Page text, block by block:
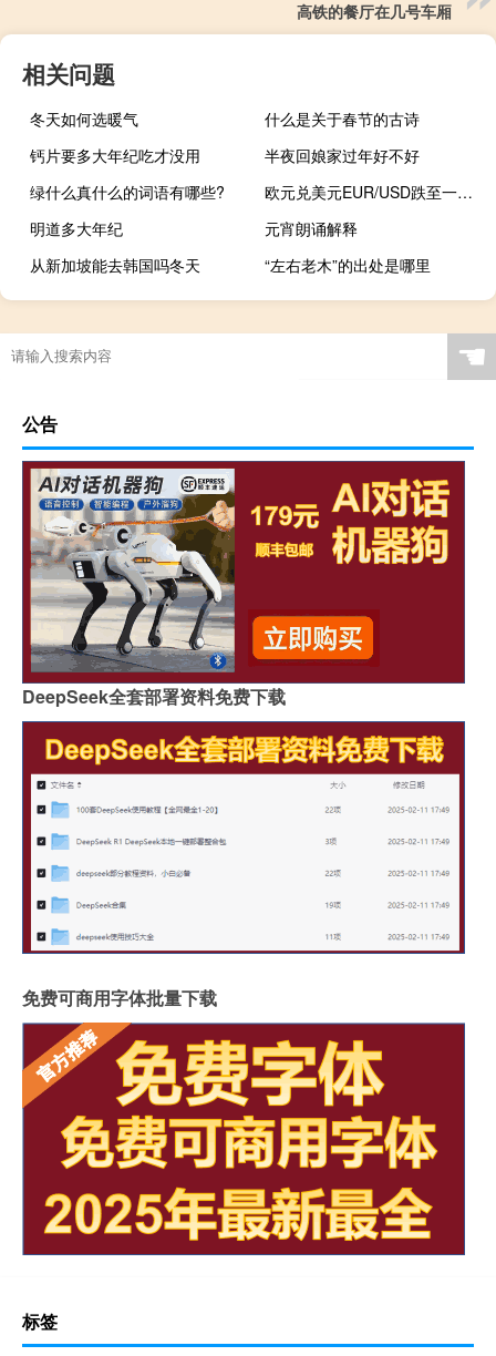
高铁的餐厅在几号车厢
相关问题
冬天如何选暖气
什么是关于春节的古诗
钙片要多大年纪吃才没用
半夜回娘家过年好不好
绿什么真什么的词语有哪些?
欧元兑美元EUR/USD跌至一周低位日内跌幅达0.3%
明道多大年纪
元宵朗诵解释
从新加坡能去韩国吗冬天
“左右老木”的出处是哪里
☚
公告
DeepSeek全套部署资料免费下载
免费可商用字体批量下载
标签